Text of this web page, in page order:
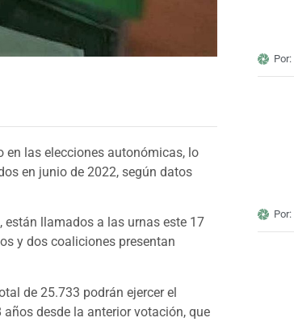
en las elecciones autonómicas, lo
en junio de 2022, según datos
están llamados a las urnas este 17
y dos coaliciones presentan
de 25.733 podrán ejercer el
desde la anterior votación, que
Por:
Por: